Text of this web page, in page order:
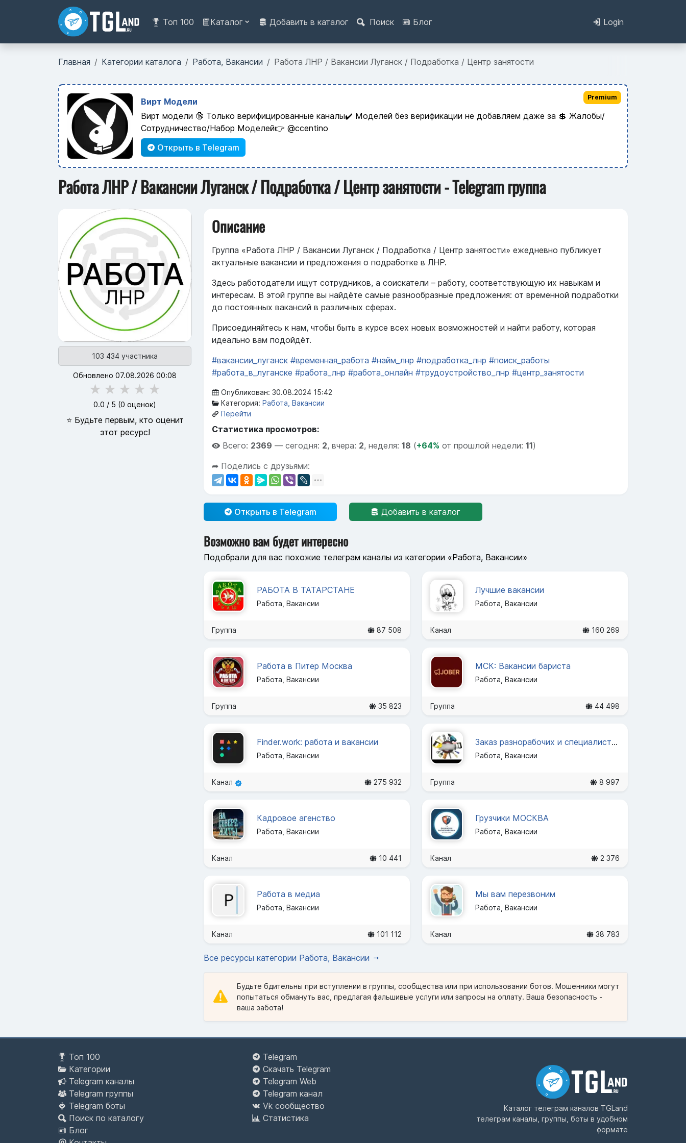
Топ 100 Каталог Добавить в каталог Поиск Блог Login
Главная Категории каталога Работа, Вакансии Работа ЛНР / Вакансии Луганск / Подработка / Центр занятости
Вирт Модели
Вирт модели 🔞 Только верифицированные каналы✔️ Моделей без верификации не добавляем даже за 💲 Жалобы/
Сотрудничество/Набор Моделей👉 @ccentino
Открыть в Telegram
Premium
Работа ЛНР / Вакансии Луганск / Подработка / Центр занятости - Telegram группа
103 434 участника
Обновлено 07.08.2026 00:08
★ ★ ★ ★ ★
0.0 / 5 (0 оценок)
⭐ Будьте первым, кто оценит
этот ресурс!
Описание
Группа «Работа ЛНР / Вакансии Луганск / Подработка / Центр занятости» ежедневно публикует
актуальные вакансии и предложения о подработке в ЛНР.
Здесь работодатели ищут сотрудников, а соискатели – работу, соответствующую их навыкам и
интересам. В этой группе вы найдёте самые разнообразные предложения: от временной подработки
до постоянных вакансий в различных сферах.
Присоединяйтесь к нам, чтобы быть в курсе всех новых возможностей и найти работу, которая
идеально вам подойдёт.
#вакансии_луганск #временная_работа #найм_лнр #подработка_лнр #поиск_работы
#работа_в_луганске #работа_лнр #работа_онлайн #трудоустройство_лнр #центр_занятости
Опубликован: 30.08.2024 15:42
Категория: Работа, Вакансии
Перейти
Статистика просмотров:
Всего: 2369 — сегодня: 2, вчера: 2, неделя: 18 (+64% от прошлой недели: 11)
➦ Поделись с друзьями:
Открыть в Telegram Добавить в каталог
Возможно вам будет интересно
Подобрали для вас похожие телеграм каналы из категории «Работа, Вакансии»
РАБОТА В ТАТАРСТАНЕ
Работа, Вакансии
Группа 87 508
Лучшие вакансии
Работа, Вакансии
Канал 160 269
Работа в Питер Москва
Работа, Вакансии
Группа 35 823
МСК: Вакансии бариста
Работа, Вакансии
Группа 44 498
Finder.work: работа и вакансии
Работа, Вакансии
Канал 275 932
Заказ разнорабочих и специалистов в Красноярске
Работа, Вакансии
Группа 8 997
Кадровое агенство
Работа, Вакансии
Канал 10 441
Грузчики МОСКВА
Работа, Вакансии
Канал 2 376
Работа в медиа
Работа, Вакансии
Канал 101 112
Мы вам перезвоним
Работа, Вакансии
Канал 38 783
Все ресурсы категории Работа, Вакансии
Будьте бдительны при вступлении в группы, сообщества или при использовании ботов. Мошенники могут
попытаться обмануть вас, предлагая фальшивые услуги или запросы на оплату. Ваша безопасность -
ваша забота!
Топ 100
Категории
Telegram каналы
Telegram группы
Telegram боты
Поиск по каталогу
Блог
Telegram
Скачать Telegram
Telegram Web
Telegram канал
Vk сообщество
Статистика
Каталог телеграм каналов TGLand
телеграм каналы, группы, боты в удобном
формате